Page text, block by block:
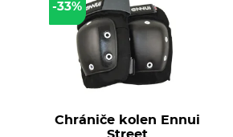
-33%
Chrániče kolen Ennui